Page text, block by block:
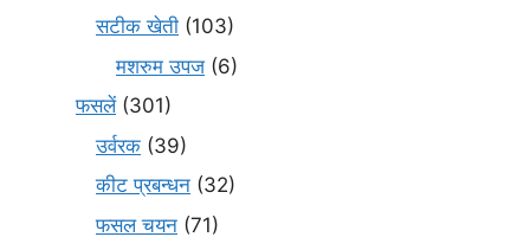
सटीक खेती (103)
मशरुम उपज (6)
फसलें(301)
उर्वरक (39)
कीट प्रबन्धन (32)
फसल चयन (71)